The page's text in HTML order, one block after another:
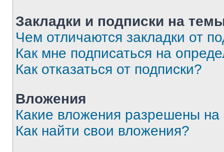
Закладки и подписки на
Чем отличаются закладки от
Как мне подписаться на
Как отказаться от подписки?
Вложения
Какие вложения разрешены
Как найти свои вложения?